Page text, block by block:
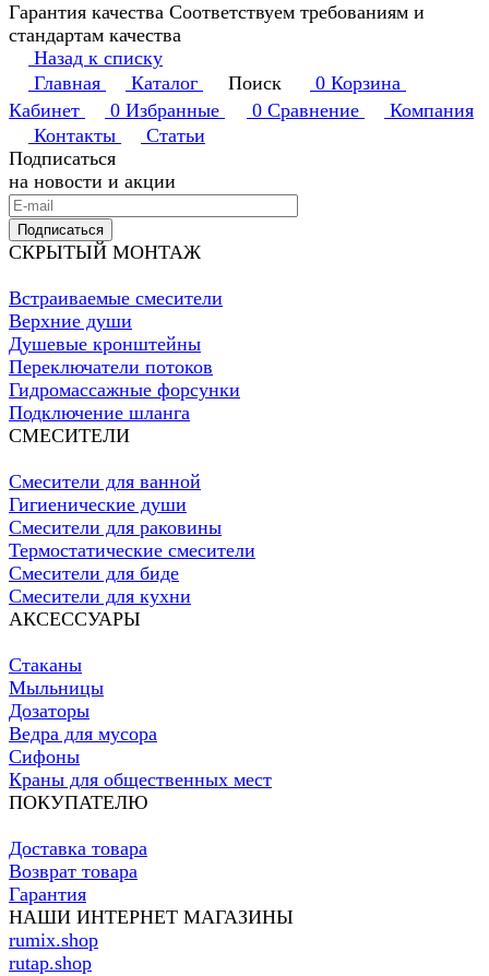
Гарантия качества Соответствуем требованиям и
стандартам качества
Назад к списку
Главная
Каталог Поиск 0 Корзина
Кабинет
0 Избранные 0 Сравнение
Компания
Контакты
Статьи
Подписаться
на новости и акции
Подписаться
СКРЫТЫЙ МОНТАЖ
Встраиваемые смесители
Верхние души
Душевые кронштейны
Переключатели потоков
Гидромассажные форсунки
Подключение шланга
СМЕСИТЕЛИ
Смесители для ванной
Гигиенические души
Смесители для раковины
Термостатические смесители
Смесители для биде
Смесители для кухни
АКСЕССУАРЫ
Стаканы
Мыльницы
Дозаторы
Ведра для мусора
Сифоны
Краны для общественных мест
ПОКУПАТЕЛЮ
Доставка товара
Возврат товара
Гарантия
НАШИ ИНТЕРНЕТ МАГАЗИНЫ
rumix.shop
rutap.shop